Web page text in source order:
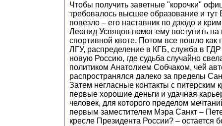
Чтобы получить заветные "корочки"
требовалось высшее образование и тут
повезло – его наставник по дзюдо и
Леонид Усвяцов помог ему поступить
спортивной квоте. Потом все пошло как
ЛГУ, распределение в КГБ, служба в
новую Россию, где судьба случайно
политиком Анатолием Собчаком, чей
распространялся далеко за пределы
Затем негласные контакты с
первые хорошие деньги и удачная
человек, для которого пределом
первым заместителем Мэра Санкт –
кресле Президента России? – остается